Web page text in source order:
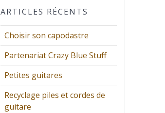
ARTICLES RÉCENTS
Choisir son capodastre
Partenariat Crazy Blue Stuff
Petites guitares
Recyclage piles et cordes de
guitare